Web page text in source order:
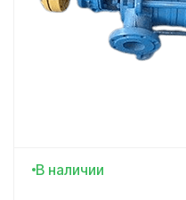
В наличии